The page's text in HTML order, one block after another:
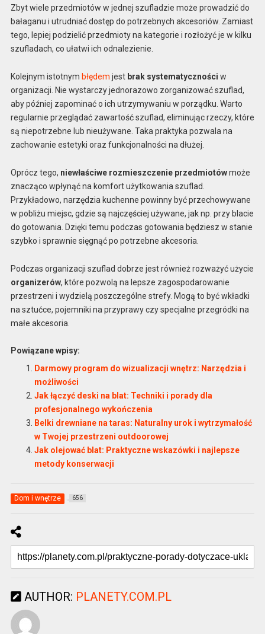
Zbyt wiele przedmiotów w jednej szufladzie może prowadzić do
bałaganu i utrudniać dostęp do potrzebnych akcesoriów. Zamiast
tego, lepiej podzielić przedmioty na kategorie i rozłożyć je w kilku
szufladach, co ułatwi ich odnalezienie.
Kolejnym istotnym błędem jest brak systematyczności w
organizacji. Nie wystarczy jednorazowo zorganizować szuflad,
aby później zapominać o ich utrzymywaniu w porządku. Warto
regularnie przeglądać zawartość szuflad, eliminując rzeczy, które
są niepotrzebne lub nieużywane. Taka praktyka pozwala na
zachowanie estetyki oraz funkcjonalności na dłużej.
Oprócz tego, niewłaściwe rozmieszczenie przedmiotówmoże
znacząco wpłynąć na komfort użytkowania szuflad.
Przykładowo, narzędzia kuchenne powinny być przechowywane
w pobliżu miejsc, gdzie są najczęściej używane, jak np. przy blacie
do gotowania. Dzięki temu podczas gotowania będziesz w stanie
szybko i sprawnie sięgnąć po potrzebne akcesoria.
Podczas organizacji szuflad dobrze jest również rozważyć użycie
organizerów, które pozwolą na lepsze zagospodarowanie
przestrzeni i wydzielą poszczególne strefy. Mogą to być wkładki
na sztućce, pojemniki na przyprawy czy specjalne przegródki na
małe akcesoria.
Powiązane wpisy:
Darmowy program do wizualizacji wnętrz: Narzędzia i
możliwości
Jak łączyć deski na blat: Techniki i porady dla
profesjonalnego wykończenia
Belki drewniane na taras: Naturalny urok i wytrzymałość
w Twojej przestrzeni outdoorowej
Jak olejować blat: Praktyczne wskazówki i najlepsze
metody konserwacji
Dom i wnętrze 656
AUTHOR: PLANETY.COM.PL